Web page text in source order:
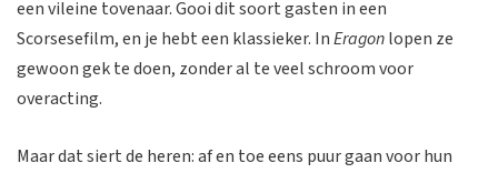
een vileine tovenaar. Gooi dit soort gasten in een
Scorsesefilm, en je hebt een klassieker. InEragonlopen ze
gewoon gek te doen, zonder al te veel schroom voor
overacting.
Maar dat siert de heren: af en toe eens puur gaan voor hun